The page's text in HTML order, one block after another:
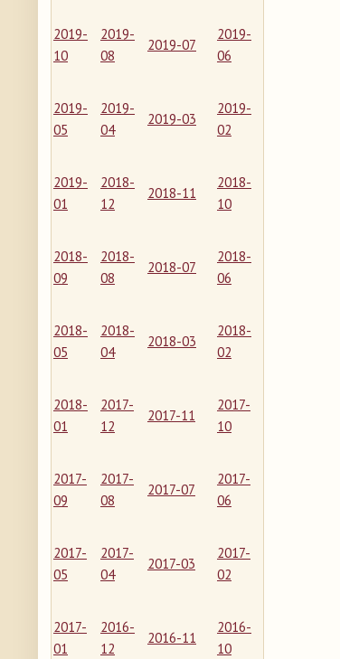
2019-
10
2019-
08
2019-07
2019-
06
2019-
05
2019-
04
2019-03
2019-
02
2019-
01
2018-
12
2018-11
2018-
10
2018-
09
2018-
08
2018-07
2018-
06
2018-
05
2018-
04
2018-03
2018-
02
2018-
01
2017-
12
2017-11
2017-
10
2017-
09
2017-
08
2017-07
2017-
06
2017-
05
2017-
04
2017-03
2017-
02
2017-
01
2016-
12
2016-11
2016-
10